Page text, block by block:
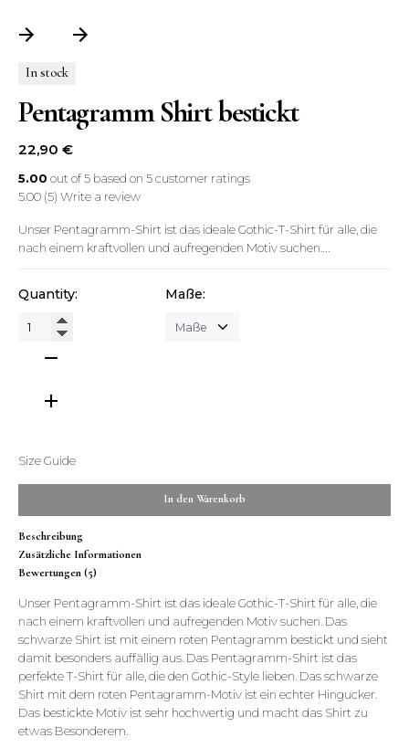
In stock
Pentagramm Shirt bestickt
22,90 €
5.00 out of5 based on 5customer ratings
5.00 (5) Write a review
Unser Pentagramm-Shirt ist das ideale Gothic-T-Shirt für alle, die
nach einem kraftvollen und aufregenden Motiv suchen….
Quantity:
Pentagramm
bestickt
Maße:
Size Guide
In den Warenkorb
Beschreibung
Zusätzliche Informationen
Bewertungen (5)
Unser Pentagramm-Shirt ist das ideale Gothic-T-Shirt für alle, die
nach einem kraftvollen und aufregenden Motiv suchen. Das
schwarze Shirt ist mit einem roten Pentagramm bestickt und sieht
damit besonders auffällig aus. Das Pentagramm-Shirt ist das
perfekte T-Shirt für alle, die den Gothic-Style lieben. Das schwarze
Shirt mit dem roten Pentagramm-Motiv ist ein echter Hingucker.
Das bestickte Motiv ist sehr hochwertig und macht das Shirt zu
etwas Besonderem.